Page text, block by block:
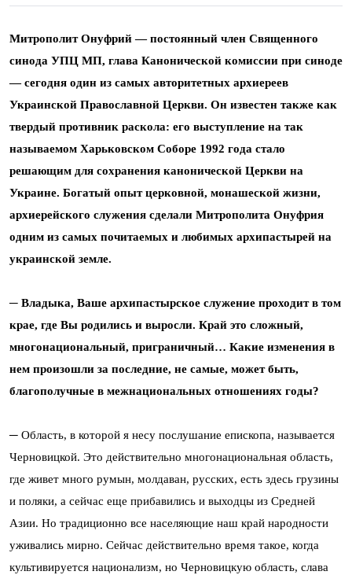
Митрополит Онуфрий ― постоянный член Священного
синода УПЦ МП, глава Канонической комиссии при синоде
― сегодня один из самых авторитетных архиереев
Украинской Православной Церкви. Он известен также как
твердый противник раскола: его выступление на так
называемом Харьковском Соборе 1992 года стало
решающим для сохранения канонической Церкви на
Украине. Богатый опыт церковной, монашеской жизни,
архиерейского служения сделали Митрополита Онуфрия
одним из самых почитаемых и любимых архипастырей на
украинской земле.
─ Владыка, Ваше архипастырское служение проходит в том
крае, где Вы родились и выросли. Край это сложный,
многонациональный, приграничный… Какие изменения в
нем произошли за последние, не самые, может быть,
благополучные в межнациональных отношениях годы?
─ Область, в которой я несу послушание епископа, называется
Черновицкой. Это действительно многонациональная область,
где живет много румын, молдаван, русских, есть здесь грузины
и поляки, а сейчас еще прибавились и выходцы из Средней
Азии. Но традиционно все населяющие наш край народности
уживались мирно. Сейчас действительно время такое, когда
культивируется национализм, но Черновицкую область, слава